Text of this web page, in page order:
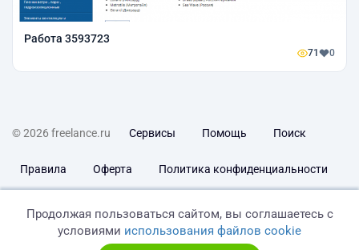
Работа 3593723
71 0
© 2026 freelance.ru Сервисы Помощь Поиск
Правила Оферта Политика конфиденциальности
Продолжая пользоваться сайтом, вы соглашаетесь с
условиями использования файлов cookie